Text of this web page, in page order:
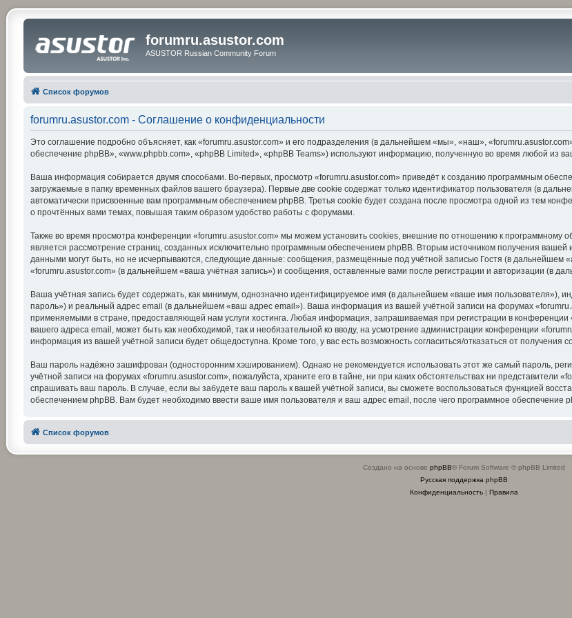
forumru.asustor.com
ASUSTOR Russian Community Forum
Список форумов
forumru.asustor.com - Соглашение о конфиденциальности
Это соглашение подробно объясняет, как «forumru.asustor.com» и его подразделения (в дальнейшем «мы», «наш»,
обеспечение phpBB», «www.phpbb.com», «phpBB Limited», «phpBB Teams») используют информацию, полученную во время любой из
Ваша информация собирается двумя способами. Во-первых, просмотр «forumru.asustor.com» приведёт к созданию программным
загружаемые в папку временных файлов вашего браузера). Первые две cookie содержат только идентификатор пользователя (в
автоматически присвоенные вам программным обеспечением phpBB. Третья cookie будет создана после просмотра одной из тем
о прочтённых вами темах, повышая таким образом удобство работы с форумами.
Также во время просмотра конференции «forumru.asustor.com» мы можем установить cookies, внешние по отношению к программному
является рассмотрение страниц, созданных исключительно программным обеспечением phpBB. Вторым источником получения
данными могут быть, но не исчерпываются, следующие данные: сообщения, размещённые под учётной записью Гостя (в дальнейшем
«forumru.asustor.com» (в дальнейшем «ваша учётная запись») и сообщения, оставленные вами после регистрации и авторизации (в
Ваша учётная запись будет содержать, как минимум, однозначно идентифицируемое имя (в дальнейшем «ваше имя пользователя»),
пароль») и реальный адрес email (в дальнейшем «ваш адрес email»). Ваша информация из вашей учётной записи на форумах
применяемыми в стране, предоставляющей нам услуги хостинга. Любая информация, запрашиваемая при регистрации в
вашего адреса email, может быть как необходимой, так и необязательной ко вводу, на усмотрение администрации конференции
информация из вашей учётной записи будет общедоступна. Кроме того, у вас есть возможность согласиться/отказаться от
Ваш пароль надёжно зашифрован (односторонним хэшированием). Однако не рекомендуется использовать этот же самый пароль,
учётной записи на форумах «forumru.asustor.com», пожалуйста, храните его в тайне, ни при каких обстоятельствах ни представители
спрашивать ваш пароль. В случае, если вы забудете ваш пароль к вашей учётной записи, вы сможете воспользоваться функцией
обеспечением phpBB. Вам будет необходимо ввести ваше имя пользователя и ваш адрес email, после чего программное обеспечение
Список форумов
Создано на основе phpBB® Forum Software © phpBB Limited
Русская поддержка phpBB
Конфиденциальность| Правила